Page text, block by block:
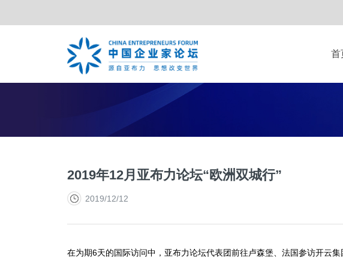
首
夏季年会
战略合作伙伴
2019年12月亚布力论坛“欧洲双城行”
2019/12/12
在为期6天的国际访问中，亚布力论坛代表团前往卢森堡、法国参访开云